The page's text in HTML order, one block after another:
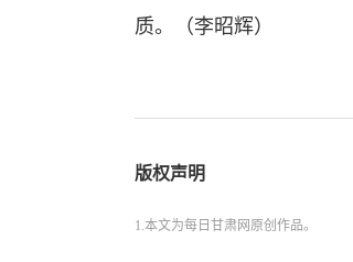
质。（李昭辉）
版权声明
1.本文为每日甘肃网原创作品。